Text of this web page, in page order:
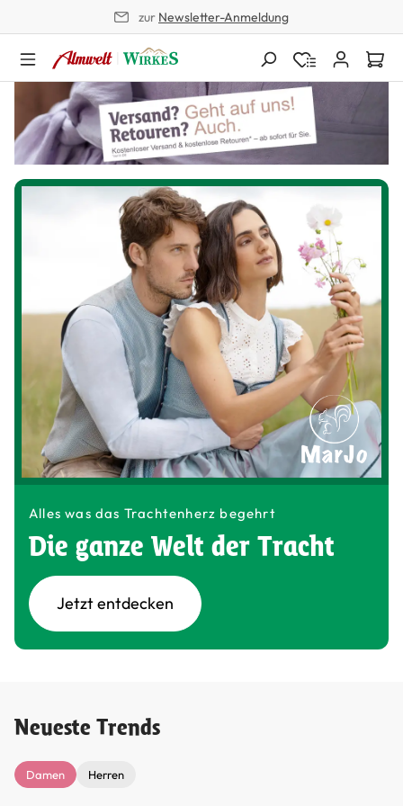
zur Newsletter-Anmeldung
Alles was das Trachtenherz begehrt
Die ganze Welt der Tracht
Jetzt entdecken
Neueste Trends
Damen Herren